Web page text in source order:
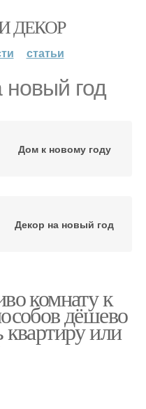
ДЕКОР
статьи
год
Дом к новому году
Декор на новый год
комнату к
дёшево
квартиру или